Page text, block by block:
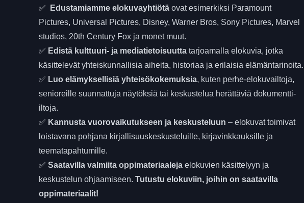
✅
Edustamiamme elokuvayhtiötäovat esimerkiksi Paramount
Pictures, Universal Pictures, Disney, Warner Bros, Sony Pictures, Marvel
studios, 20th Century Fox ja monet muut.
✅ Edistä kulttuuri- ja mediatietoisuuttatarjoamalla elokuvia, jotka
käsittelevät yhteiskunnallisia aiheita, historiaa ja erilaisia elämäntarinoita.
✅ Luo elämyksellisiä yhteisökokemuksia, kuten perhe-elokuvailtoja,
senioreille suunnattuja näytöksiä tai keskustelua herättäviä dokumentti-
iltoja.
✅ Kannusta vuorovaikutukseen ja keskusteluun – elokuvat toimivat
loistavana pohjana kirjallisuuskeskusteluille, kirjavinkkauksille ja
teematapahtumille.
✅ Saatavilla valmiita oppimateriaalejaelokuvien käsittelyyn ja
keskustelun ohjaamiseen. Tutustu elokuviin, joihin on saatavilla
oppimateriaalit!